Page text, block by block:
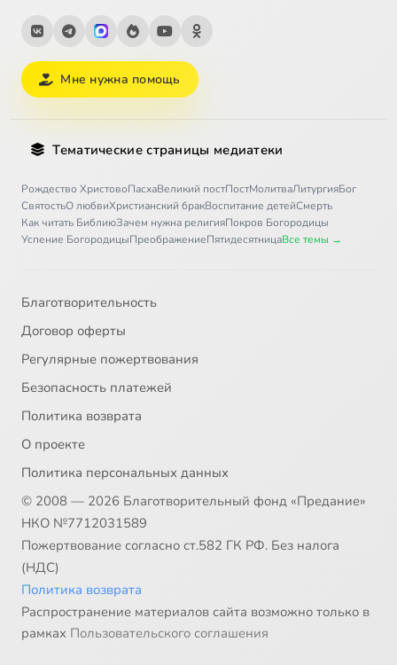
Мне нужна помощь
Тематические страницы медиатеки
Рождество ХристовоПасхаВеликий постПостМолитваЛитургияБог
СвятостьО любвиХристианский бракВоспитание детейСмерть
Как читать БиблиюЗачем нужна религияПокров Богородицы
Успение БогородицыПреображениеПятидесятницаВсе темы →
Благотворительность
Договор оферты
Регулярные пожертвования
Безопасность платежей
Политика возврата
О проекте
Политика персональных данных
© 2008 — 2026 Благотворительный фонд «Предание»
НКО №7712031589
Пожертвование согласно ст.582 ГК РФ. Без налога
(НДС)
Политика возврата
Распространение материалов сайта возможно только в
рамках Пользовательского соглашения